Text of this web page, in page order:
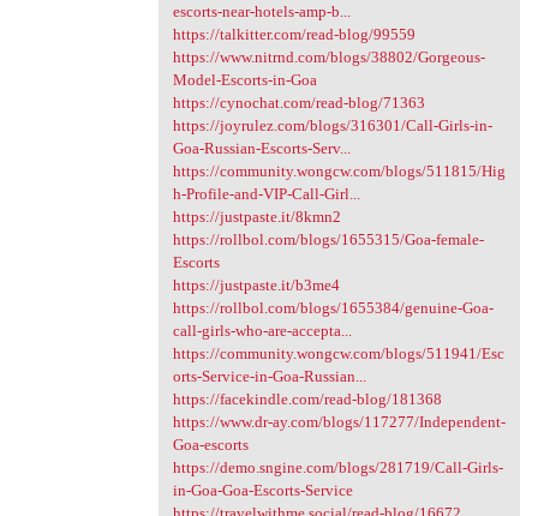
escorts-near-hotels-amp-b...
https://talkitter.com/read-blog/99559
https://www.nitrnd.com/blogs/38802/Gorgeous-
Model-Escorts-in-Goa
https://cynochat.com/read-blog/71363
https://joyrulez.com/blogs/316301/Call-Girls-in-
Goa-Russian-Escorts-Serv...
https://community.wongcw.com/blogs/511815/Hig
h-Profile-and-VIP-Call-Girl...
https://justpaste.it/8kmn2
https://rollbol.com/blogs/1655315/Goa-female-
Escorts
https://justpaste.it/b3me4
https://rollbol.com/blogs/1655384/genuine-Goa-
call-girls-who-are-accepta...
https://community.wongcw.com/blogs/511941/Esc
orts-Service-in-Goa-Russian...
https://facekindle.com/read-blog/181368
https://www.dr-ay.com/blogs/117277/Independent-
Goa-escorts
https://demo.sngine.com/blogs/281719/Call-Girls-
in-Goa-Goa-Escorts-Service